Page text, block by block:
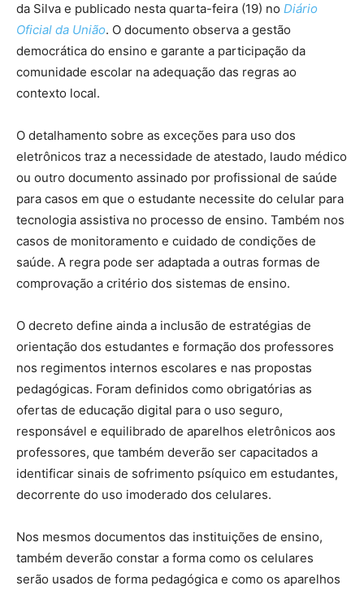
da Silva e publicado nesta quarta-feira (19) no Diário
Oficial da União. O documento observa a gestão
democrática do ensino e garante a participação da
comunidade escolar na adequação das regras ao
contexto local.
O detalhamento sobre as exceções para uso dos
eletrônicos traz a necessidade de atestado, laudo médico
ou outro documento assinado por profissional de saúde
para casos em que o estudante necessite do celular para
tecnologia assistiva no processo de ensino. Também nos
casos de monitoramento e cuidado de condições de
saúde. A regra pode ser adaptada a outras formas de
comprovação a critério dos sistemas de ensino.
O decreto define ainda a inclusão de estratégias de
orientação dos estudantes e formação dos professores
nos regimentos internos escolares e nas propostas
pedagógicas. Foram definidos como obrigatórias as
ofertas de educação digital para o uso seguro,
responsável e equilibrado de aparelhos eletrônicos aos
professores, que também deverão ser capacitados a
identificar sinais de sofrimento psíquico em estudantes,
decorrente do uso imoderado dos celulares.
Nos mesmos documentos das instituições de ensino,
também deverão constar a forma como os celulares
serão usados de forma pedagógica e como os aparelhos